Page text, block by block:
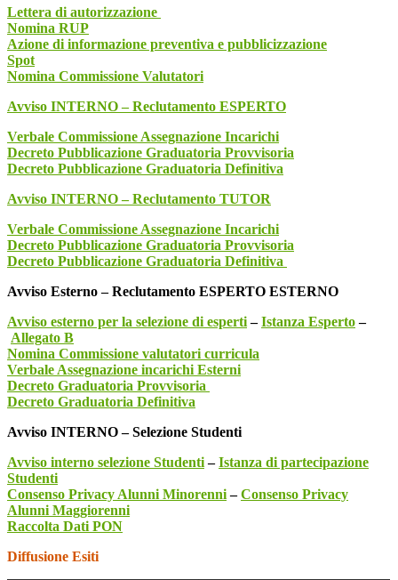
Lettera di autorizzazione
Nomina RUP
Azione di informazione preventiva e pubblicizzazione
Spot
Nomina Commissione Valutatori
Avviso INTERNO – Reclutamento ESPERTO
Verbale Commissione Assegnazione Incarichi
Decreto Pubblicazione Graduatoria Provvisoria
Decreto Pubblicazione Graduatoria Definitiva
Avviso INTERNO – Reclutamento TUTOR
Verbale Commissione Assegnazione Incarichi
Decreto Pubblicazione Graduatoria Provvisoria
Decreto Pubblicazione Graduatoria Definitiva
Avviso Esterno – Reclutamento ESPERTO ESTERNO
Avviso esterno per la selezione di esperti–Istanza Esperto–
Allegato B
Nomina Commissione valutatori curricula
Verbale Assegnazione incarichi Esterni
Decreto Graduatoria Provvisoria
Decreto Graduatoria Definitiva
Avviso INTERNO – Selezione Studenti
Avviso interno selezione Studenti – Istanza di partecipazione
Studenti
Consenso Privacy Alunni Minorenni – Consenso Privacy
Alunni Maggiorenni
Raccolta Dati PON
Diffusione Esiti